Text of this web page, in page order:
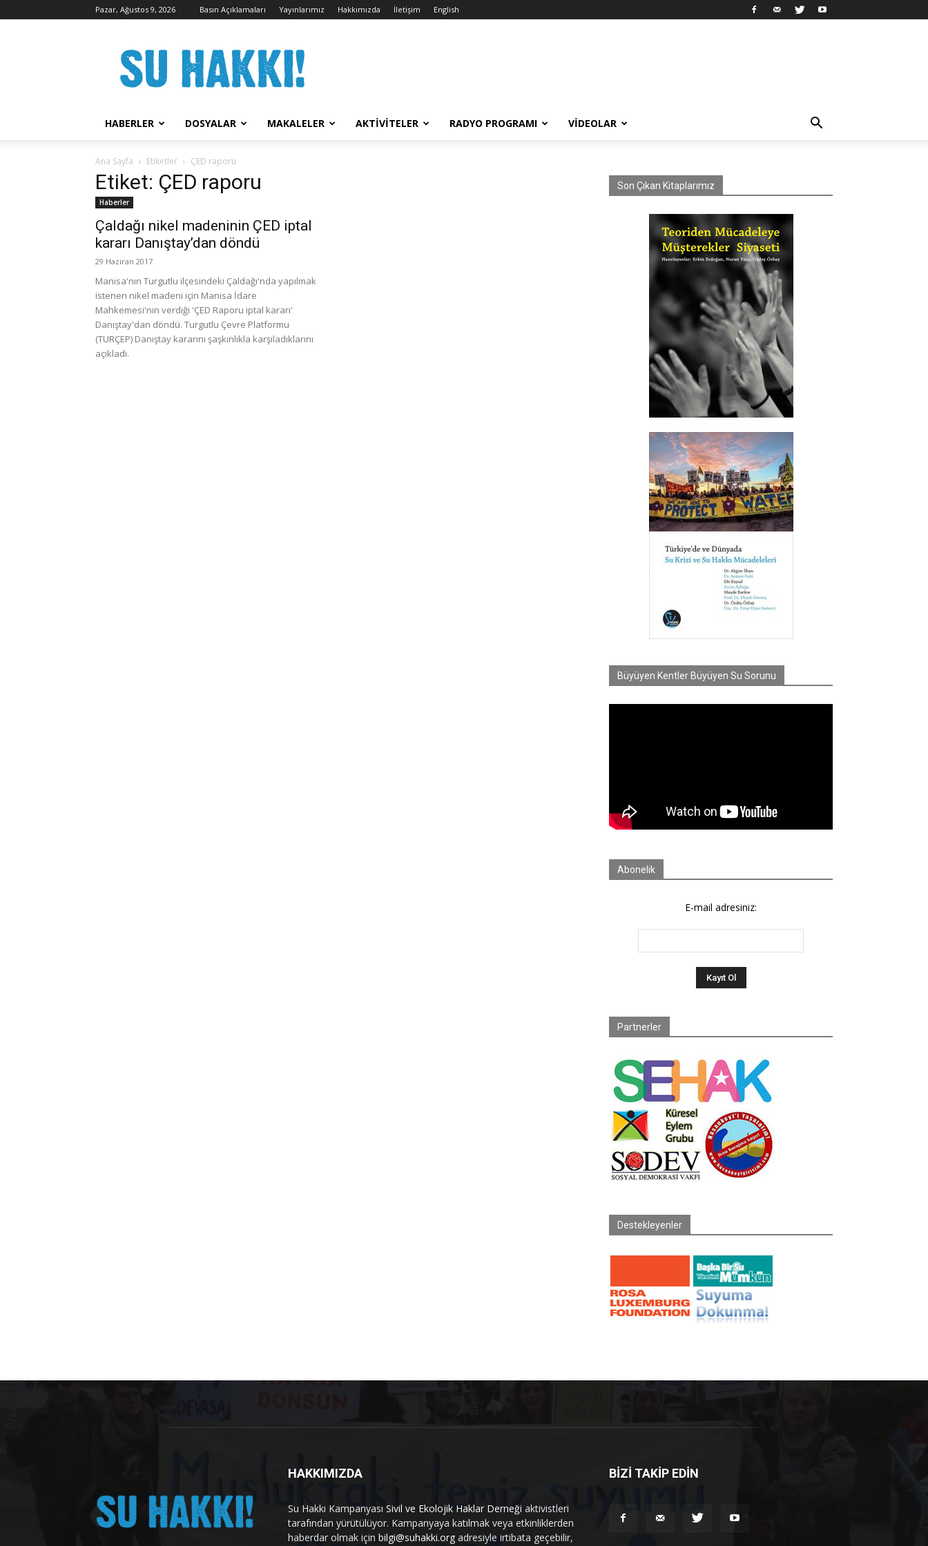
Pazar, Ağustos 9, 2026 Basın Açıklamaları Yayınlarımız Hakkımızda İletişim English
Hakkı
Kampanyası
HABERLER DOSYALAR MAKALELER AKTIVITELER RADYO PROGRAMI VIDEOLAR
Ana Sayfa Etiketler ÇED raporu
Etiket: ÇED raporu
Haberler
Çaldağı nikel madeninin ÇED iptal
kararı Danıştay’dan döndü
29 Haziran 2017
Manisa'nın Turgutlu ilçesindeki Çaldağı'nda yapılmak
istenen nikel madeni için Manisa İdare
Mahkemesi'nin verdiği 'ÇED Raporu iptal kararı'
Danıştay'dan döndü. Turgutlu Çevre Platformu
(TURÇEP) Danıştay kararını şaşkınlıkla karşıladıklarını
açıkladı.
Son Çıkan Kitaplarımız
Büyüyen Kentler Büyüyen Su Sorunu
Abonelik
E-mail adresiniz:
Partnerler
Destekleyenler
HAKKIMIZDA
Su Hakkı Kampanyası Sivil ve Ekolojik Haklar Derneği aktivistleri
tarafından yürütülüyor. Kampanyaya katılmak veya etkinliklerden
haberdar olmak için bilgi@suhakki.org adresiyle irtibata geçebilir,
BİZİ TAKİP EDİN